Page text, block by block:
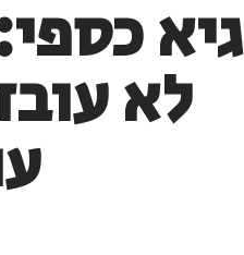
גיא
לא